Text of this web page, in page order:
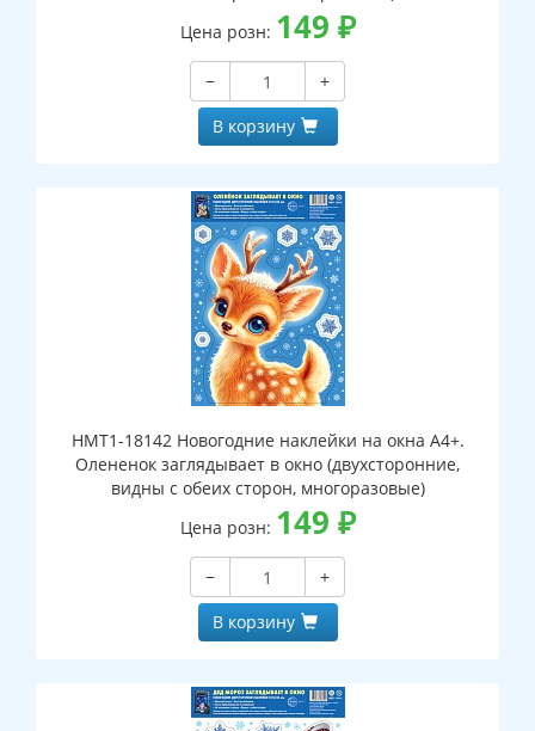
Цена розн: 149 ₽
−
+
В корзину
НМТ1-18142 Новогодние наклейки на окна А4+.
Олененок заглядывает в окно (двухсторонние,
видны с обеих сторон, многоразовые)
Цена розн: 149 ₽
−
+
В корзину